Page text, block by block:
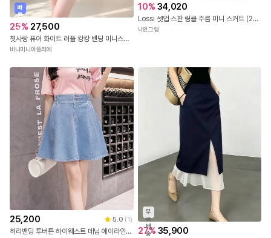
빠
른
출
발
25% 27,500
첫사랑 퓨어 화이트 러플 캉캉 밴딩 미니스커트 [속바지내장]
비니미니아뜰리에
10% 34,020
Lossi 셋업 스판 링클 주름 미니 스커트 (2color)
나인그랩
25,200 5.0 (1)
허리밴딩 투버튼 하이웨스트 데님 에이라인 스커트
무
료
배
송
27% 35,900